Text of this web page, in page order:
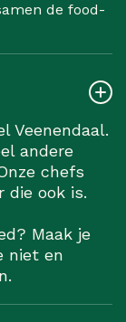
de food-
Veenendaal.
andere
chefs
die ook is.
Maak je
niet en